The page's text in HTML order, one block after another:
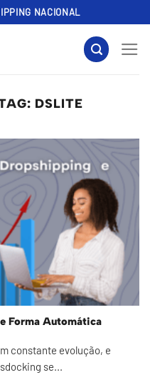
NACIONAL
DSLITE
Forma Automática
constante evolução, e
se...